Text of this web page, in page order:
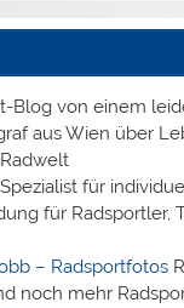
Blog von einem
aus Wien über
für
für Radsportler,
– Radsportfotos
noch mehr